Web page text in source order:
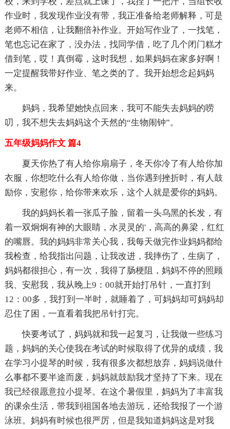
作业时，我发现作业没有带，我正准备给老师解释，可是
老师不相信，让我翻倍补作业。开始写作业了，一找笔，
笔也忘记在家了，没办法，找同学借，吃了几个闭门糕才
借到笔，哎！真倒霉，这时我想，如果妈妈在家多好啊！
一定提醒我带好作业、笔之类的了。我开始想念起妈妈
来。
妈妈，我希望她快点回来，我可不能失去妈妈的唠
叨，我不想失去妈妈这个天然的“生物闹钟”。
五年级妈妈作文 篇4
夏天你热了有人给你扇扇子，冬天你冷了有人给你加
衣服，你想吃什么有人给你做，当你遇到挫折时，有人鼓
励你，安慰你，给你带来欢乐，这个人就是爱你的妈妈。
我的妈妈长着一张瓜子脸，留着一头乌黑的长发，有
着一双炯炯有神的大眼睛，水灵灵的'，高高的鼻梁，红红
的嘴唇。我的妈妈非常关心我，我每天做完作业妈妈都给
我检查，给我指出问题，让我改进，我摔伤了，生病了，
妈妈都很担心，有一次，我得了肠梗阻，妈妈不停的照顾
我、安慰我，我从晚上9：00就开始打吊针，一直打到
12：00多，我打到一半时，就睡着了，可妈妈却可妈妈却
忍住了困，一直看着我把吊针打完。
快要考试了，妈妈就和我一起复习，让我做一些练习
题，妈妈的关心使我在考试的时候取得了优异的成绩，我
在学习小提琴的时候，我有很多次都想放弃，妈妈说做什
么事都不要半途而废，妈妈就鼓励我才坚持了下来。现在
我已经很愿意拉小提琴。在这个暑假里，妈妈为了丰富我
的课余生活，带我到祖国各地去游玩，还给我报了一个游
泳班。妈妈有时候也很严厉，但是我知道妈妈这是对我